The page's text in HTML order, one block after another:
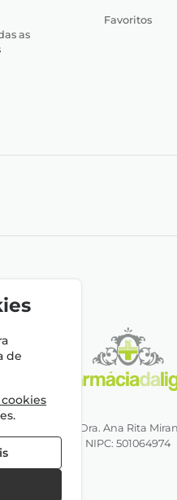
as
Favoritos
Técnica: Dra. Ana Rita
NIPC: 501064974
de